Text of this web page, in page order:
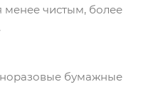
менее чистым, более
бумажные